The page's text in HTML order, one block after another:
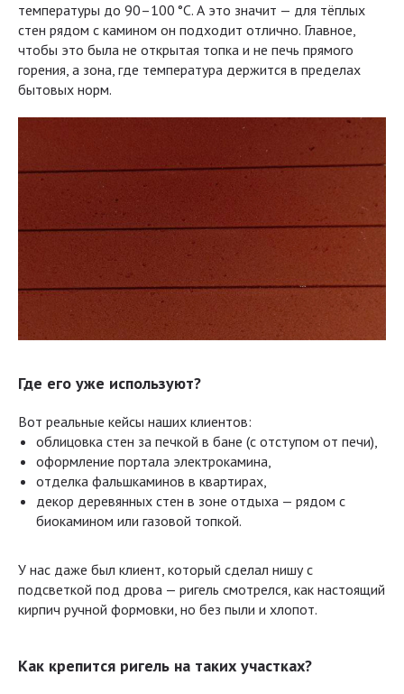
температуры до 90–100 °C. А это значит — для тёплых
стен рядом с камином он подходит отлично. Главное,
чтобы это была не открытая топка и не печь прямого
горения, а зона, где температура держится в пределах
бытовых норм.
Где его уже используют?
Вот реальные кейсы наших клиентов:
облицовка стен за печкой в бане (с отступом от печи),
оформление портала электрокамина,
отделка фальшкаминов в квартирах,
декор деревянных стен в зоне отдыха — рядом с
биокамином или газовой топкой.
У нас даже был клиент, который сделал нишу с
подсветкой под дрова — ригель смотрелся, как настоящий
кирпич ручной формовки, но без пыли и хлопот.
Как крепится ригель на таких участках?